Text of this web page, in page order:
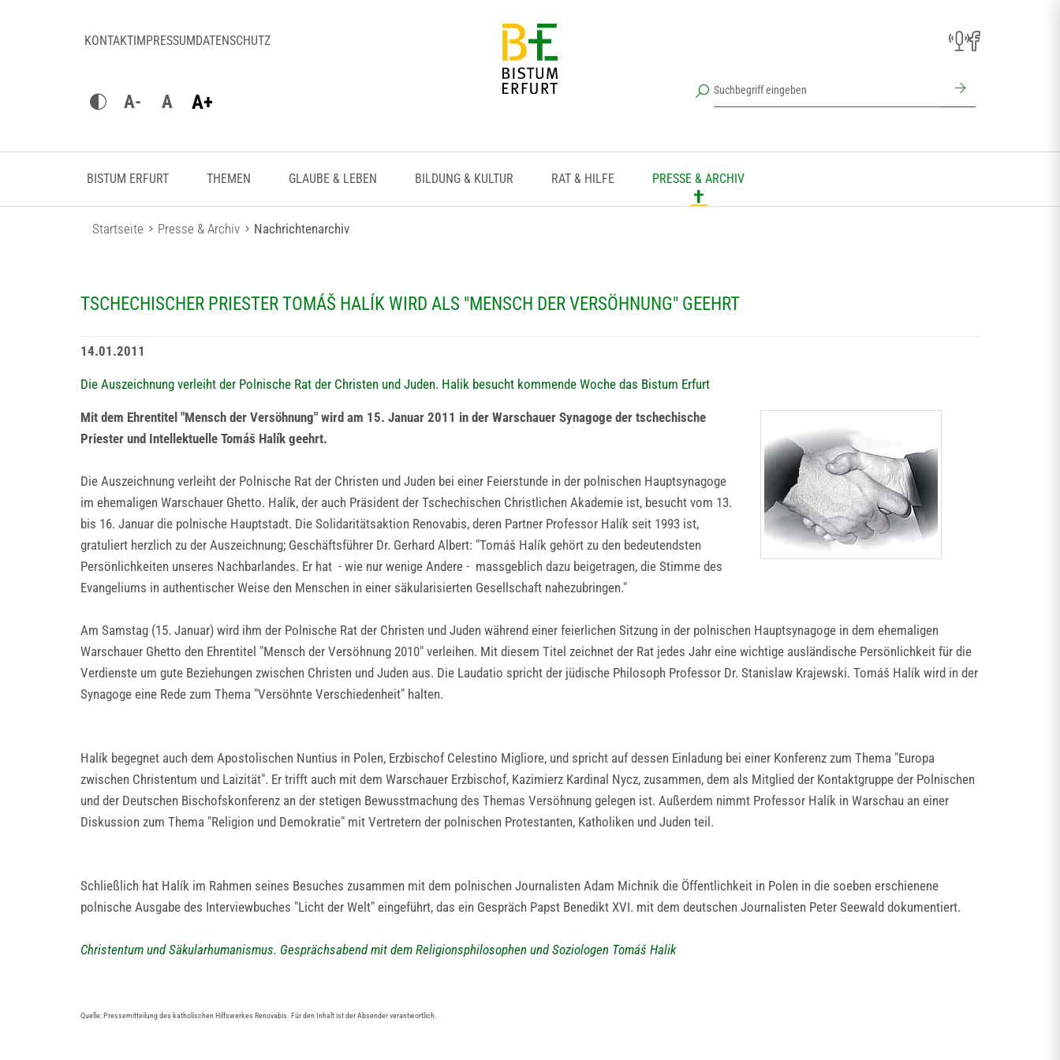
KONTAKTIMPRESSUMDATENSCHUTZ
A- A A+
BISTUM ERFURT THEMEN GLAUBE & LEBEN BILDUNG & KULTUR RAT & HILFE PRESSE & ARCHIV
Startseite Presse & Archiv Nachrichtenarchiv
TSCHECHISCHER PRIESTER TOMÁŠ HALÍK WIRD ALS "MENSCH DER VERSÖHNUNG" GEEHRT
14.01.2011
Die Auszeichnung verleiht der Polnische Rat der Christen und Juden. Halik besucht kommende Woche das Bistum Erfurt
Mit dem Ehrentitel "Mensch der Versöhnung" wird am 15. Januar 2011 in der Warschauer Synagoge der tschechische
Priester und Intellektuelle Tomáš Halík geehrt.
Die Auszeichnung verleiht der Polnische Rat der Christen und Juden bei einer Feierstunde in der polnischen Hauptsynagoge
im ehemaligen Warschauer Ghetto. Halík, der auch Präsident der Tschechischen Christlichen Akademie ist, besucht vom 13.
bis 16. Januar die polnische Hauptstadt. Die Solidaritätsaktion Renovabis, deren Partner Professor Halík seit 1993 ist,
gratuliert herzlich zu der Auszeichnung; Geschäftsführer Dr. Gerhard Albert: "Tomáš Halík gehört zu den bedeutendsten
Persönlichkeiten unseres Nachbarlandes. Er hat - wie nur wenige Andere - massgeblich dazu beigetragen, die Stimme des
Evangeliums in authentischer Weise den Menschen in einer säkularisierten Gesellschaft nahezubringen."
Am Samstag (15. Januar) wird ihm der Polnische Rat der Christen und Juden während einer feierlichen Sitzung in der polnischen Hauptsynagoge in dem ehemaligen
Warschauer Ghetto den Ehrentitel "Mensch der Versöhnung 2010" verleihen. Mit diesem Titel zeichnet der Rat jedes Jahr eine wichtige ausländische Persönlichkeit für die
Verdienste um gute Beziehungen zwischen Christen und Juden aus. Die Laudatio spricht der jüdische Philosoph Professor Dr. Stanislaw Krajewski. Tomáš Halík wird in der
Synagoge eine Rede zum Thema "Versöhnte Verschiedenheit" halten.
Halík begegnet auch dem Apostolischen Nuntius in Polen, Erzbischof Celestino Migliore, und spricht auf dessen Einladung bei einer Konferenz zum Thema "Europa
zwischen Christentum und Laizität". Er trifft auch mit dem Warschauer Erzbischof, Kazimierz Kardinal Nycz, zusammen, dem als Mitglied der Kontaktgruppe der Polnischen
und der Deutschen Bischofskonferenz an der stetigen Bewusstmachung des Themas Versöhnung gelegen ist. Außerdem nimmt Professor Halík in Warschau an einer
Diskussion zum Thema "Religion und Demokratie" mit Vertretern der polnischen Protestanten, Katholiken und Juden teil.
Schließlich hat Halík im Rahmen seines Besuches zusammen mit dem polnischen Journalisten Adam Michnik die Öffentlichkeit in Polen in die soeben erschienene
polnische Ausgabe des Interviewbuches "Licht der Welt" eingeführt, das ein Gespräch Papst Benedikt XVI. mit dem deutschen Journalisten Peter Seewald dokumentiert.
Christentum und Säkularhumanismus. Gesprächsabend mit dem Religionsphilosophen und Soziologen Tomáš Halik
Quelle: Pressemitteilung des katholischen Hilfswerkes Renovabis. Für den Inhalt ist der Absender verantwortlich.